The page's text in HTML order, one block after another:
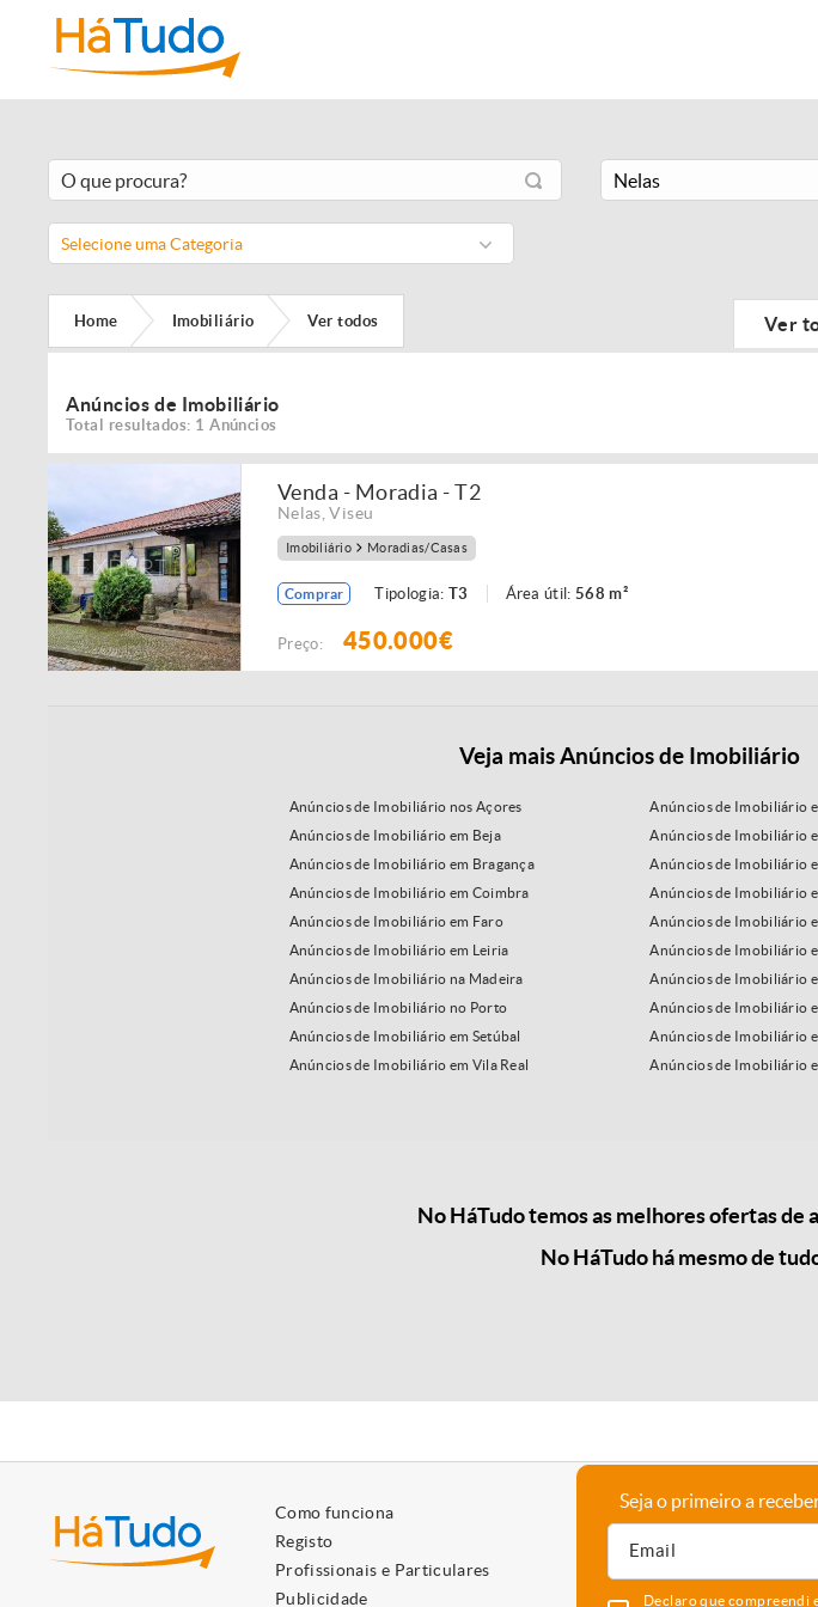
Selecione uma Categoria
Home Imobiliário Ver todos Ver
Anúncios de Imobiliário
Total resultados: 1 Anúncios
Venda - Moradia - T2
Nelas ,Viseu
Imobiliário Moradias/Casas
Comprar Tipologia: T3 Área útil:568 m²
Preço: 450.000€
Veja mais Anúncios de Imobiliário
Anúncios de Imobiliário nos Açores
Anúncios de Imobiliário
Anúncios de Imobiliário em Beja
Anúncios de Imobiliário
Anúncios de Imobiliário em Bragança
Anúncios de Imobiliário
Anúncios de Imobiliário em Coimbra
Anúncios de Imobiliário
Anúncios de Imobiliário em Faro
Anúncios de Imobiliário
Anúncios de Imobiliário em Leiria
Anúncios de Imobiliário
Anúncios de Imobiliário na Madeira
Anúncios de Imobiliário
Anúncios de Imobiliário no Porto
Anúncios de Imobiliário
Anúncios de Imobiliário em Setúbal
Anúncios de Imobiliário
Anúncios de Imobiliário em Vila Real
Anúncios de Imobiliário
No HáTudo temos as melhores ofertas
No HáTudo há mesmo de
Como funciona
Registo
Profissionais e Particulares
Publicidade
A empresa
Parceiros
Seja o primeiro a
Declaro que compreendi